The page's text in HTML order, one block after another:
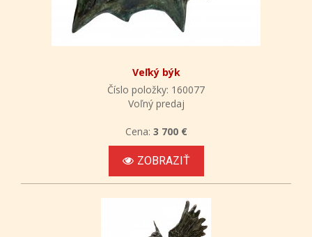
Veľký býk
Číslo položky: 160077
Voľný predaj
Cena: 3 700 €
ZOBRAZIŤ